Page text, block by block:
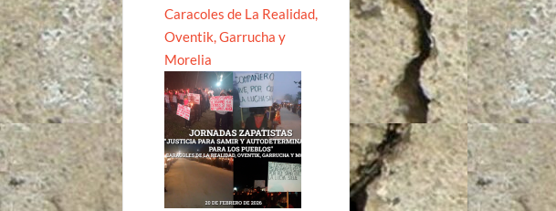
Caracoles de La Realidad,
Oventik, Garrucha y
Morelia